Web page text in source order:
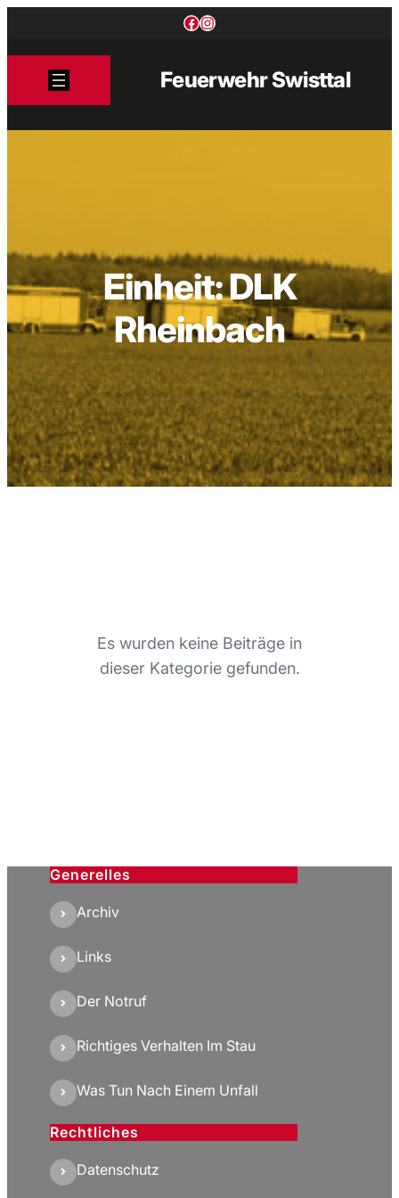
Facebook
Instagram
Feuerwehr Swisttal
Einheit:DLK
Rheinbach
Es wurden keine Beiträge in
dieser Kategorie gefunden.
Generelles
Archiv
Links
Der Notruf
Richtiges Verhalten Im Stau
Was Tun Nach Einem Unfall
Rechtliches
Datenschutz